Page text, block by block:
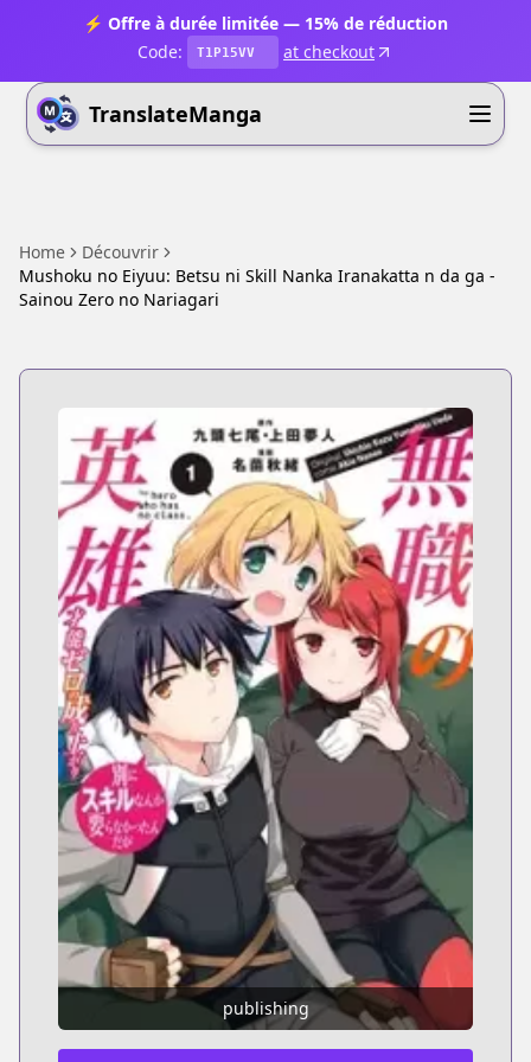
⚡ Offre à durée limitée — 15% de réduction
Code:
T1P15VV at checkout
TranslateManga
Home
Découvrir
Mushoku no Eiyuu: Betsu ni Skill Nanka Iranakatta n da ga -
Sainou Zero no Nariagari
publishing